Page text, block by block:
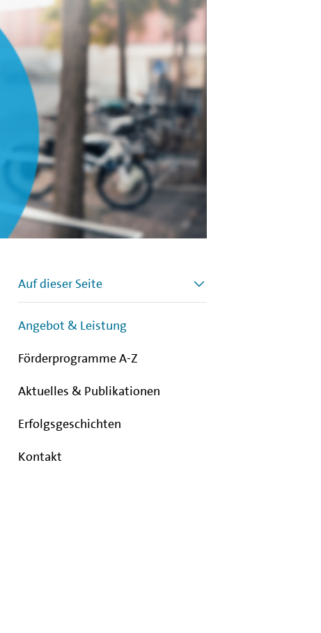
Auf dieser Seite
Angebot & Leistung
Förderprogramme A-Z
Aktuelles & Publikationen
Erfolgsgeschichten
Kontakt